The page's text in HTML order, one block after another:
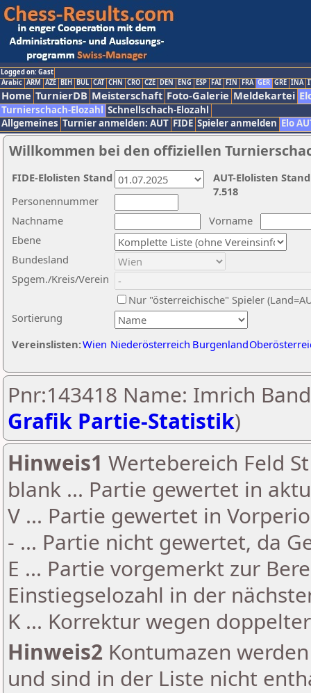
Logged on: Gast
Arabic ARM AZE BIH BUL CAT CHN CRO CZE DEN ENG ESP FAI FIN FRA GER GRE INA
Home TurnierDB Meisterschaft Foto-Galerie Meldekartei
Turnierschach-Elozahl Schnellschach-Elozahl
Allgemeines Turnier anmelden: AUT FIDE Spieler anmelden Elo
Willkommen bei den offiziellen
Nachname
Vorname
Ebene
Sortierung
Personennummer
Bundesland
Spgem./Kreis/Verein
Nur "österreichische" Spieler
Vereinslisten:Wien Niederösterreich Burgenland
AUT-Elolisten
7.518
FIDE-Elolisten Stand
Pnr:143418 Name: Imrich
Grafik Partie-Statistik)
Hinweis1 Wertebereich Feld
blank ... Partie gewertet in
V ... Partie gewertet in
- ... Partie nicht gewertet, da
E ... Partie vorgemerkt zur
Einstiegselozahl in der
K ... Korrektur wegen
Hinweis2 Kontumazen
und sind in der Liste nicht